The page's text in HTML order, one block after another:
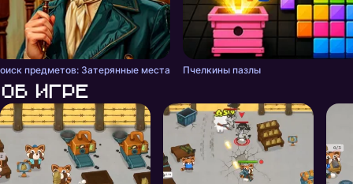
предметов: Затерянные места Пчелкины пазлы
Об игре